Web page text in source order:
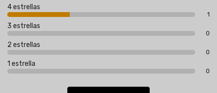
4 estrellas
1
3 estrellas
0
2 estrellas
0
1 estrella
0